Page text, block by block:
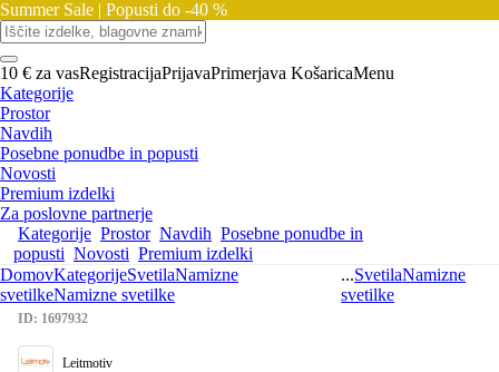
Summer Sale | Popusti do -40 %
10 € za vasRegistracijaPrijavaPrimerjava KošaricaMenu
Kategorije
Prostor
Navdih
Posebne ponudbe in popusti
Novosti
Premium izdelki
Za poslovne partnerje
Kategorije Prostor Navdih Posebne ponudbe in
popusti Novosti Premium izdelki
DomovKategorijeSvetilaNamizne
svetilkeNamizne svetilke
...SvetilaNamizne
svetilke
ID: 1697932
Leitmotiv